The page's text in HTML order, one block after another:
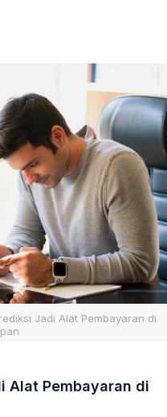
Jadi Alat Pembayaran di
Alat Pembayaran di